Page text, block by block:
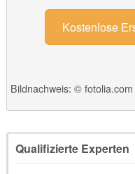
Kostenlose
Bildnachweis: ©
Qualifizierte Experten